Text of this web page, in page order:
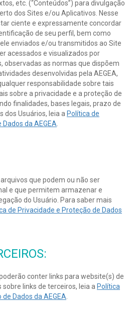
etc. (“Conteúdos”) para divulgação
dos Sites e/ou Aplicativos. Nesse
ciente e expressamente concordar
de seu perfil, bem como
enviados e/ou transmitidos ao Site
acessados e visualizados por
observadas as normas que dispõem
desenvolvidas pela AEGEA,
responsabilidade sobre tais
sobre a privacidade e a proteção de
finalidades, bases legais, prazo de
Usuários, leia a Política de
da AEGEA
que podem ou não ser
e que permitem armazenar e
do Usuário. Para saber mais
de Privacidade e Proteção de Dados
conter links para website(s) de
links de terceiros, leia a Política
Dados da AEGEA